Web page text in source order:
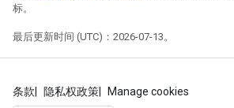
标。
最后更新时间 (UTC)：2026-07-13。
条款 隐私权政策 Manage cookies